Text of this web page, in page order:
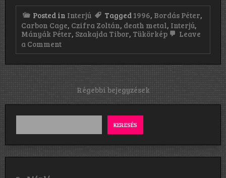
Posted in Interjú Tagged 1996, Bordás Péter,
Carbon Cage, Czifra Zoltán, death metal, Interjú,
Mányák Péter, Szakajda Tibor, Tükörkép
Leave
a Commenton
„Szó
anyag,
okozott.”
navigáció
Régebbi bejegyzések
KERESÉS